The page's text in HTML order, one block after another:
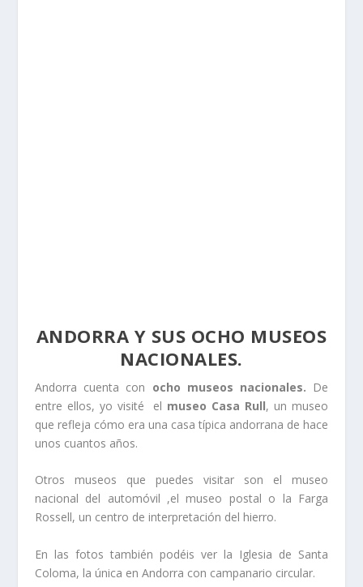
ANDORRA Y SUS OCHO MUSEOS
NACIONALES.
Andorra cuenta con ocho museos nacionales. De
entre ellos, yo visité el museo Casa Rull, un museo
que refleja cómo era una casa típica andorrana de hace
unos cuantos años.
Otros museos que puedes visitar son el museo
nacional del automóvil ,el museo postal o la Farga
Rossell, un centro de interpretación del hierro.
En las fotos también podéis ver la Iglesia de Santa
Coloma, la única en Andorra con campanario circular.